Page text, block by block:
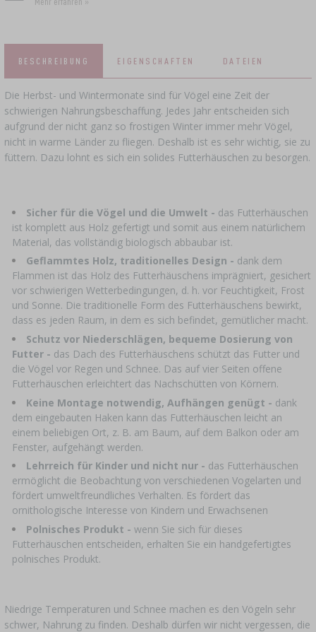
BACKDEKORATIONEN UND BACKZUTATEN ›
ACCESSOIRES ZUM PÖKELN ›
APPLIKATOR FÜR RÄUCHERNETZE,
WURSTCLIPPER
›
WURSTHÜLLEN
DÄRME
PÖKELMISCHUNG, MARINADEN UND
KRÄUTER
›
BAKTERIENKULTUREN
LITERATUR ZUR WURSTHERSTELLUNG
RAUCHAROMA
PRESSEN
MUSER
FILTERN ›
ZUBEHÖR ZUR WEINHERSTELLUNG ›
MESSGERÄTE, ANZEIGEN ›
FLASCHEN ›
GLASBALLONS ›
REGALE
AROMATISIERUNG
LITERATUR
WEINANALYSE
ETIKETTEN
BAKTERIENKULTUREN
JOGHURTMASCHINEN
GEWÜRZE
KRONKORKEN
KRONENVERKORKER
FLASCHEN
SCHNELLKOCHTÖPFE
DÖRRGERÄTE
ETIKETTEN
FLASCHEN
GLASFÄSSER UND KARAFFEN
VYPITO
AKTIVKOHLE
ZUSATZMITTEL
ETIKETTEN
ALKOHOLANALYSE
GEFÄSSE AUS GUSSEISEN
KAMINE
VAAKUM-VERPACKUNG ›
MÜHLEN UND MÖRSER
GADGETS FÜR DAS HAUS
AUTO & MOTORRAD
BESCHREIBUNG EIGENSCHAFTEN DATEIEN
Die Herbst- und Wintermonate sind für Vögel eine Zeit der
schwierigen Nahrungsbeschaffung. Jedes Jahr entscheiden sich
aufgrund der nicht ganz so frostigen Winter immer mehr Vögel,
nicht in warme Länder zu fliegen. Deshalb ist es sehr wichtig, sie zu
füttern. Dazu lohnt es sich ein solides Futterhäuschen zu besorgen.
Sicher für die Vögel und die Umwelt - das Futterhäuschen
ist komplett aus Holz gefertigt und somit aus einem natürlichem
Material, das vollständig biologisch abbaubar ist.
Geflammtes Holz, traditionelles Design - dank dem
Flammen ist das Holz des Futterhäuschens imprägniert, gesichert
vor schwierigen Wetterbedingungen, d. h. vor Feuchtigkeit, Frost
und Sonne. Die traditionelle Form des Futterhäuschens bewirkt,
dass es jeden Raum, in dem es sich befindet, gemütlicher macht.
Schutz vor Niederschlägen, bequeme Dosierung von
Futter - das Dach des Futterhäuschens schützt das Futter und
die Vögel vor Regen und Schnee. Das auf vier Seiten offene
Futterhäuschen erleichtert das Nachschütten von Körnern.
Keine Montage notwendig, Aufhängen genügt - dank
dem eingebauten Haken kann das Futterhäuschen leicht an
einem beliebigen Ort, z. B. am Baum, auf dem Balkon oder am
Fenster, aufgehängt werden.
Lehrreich für Kinder und nicht nur - das Futterhäuschen
ermöglicht die Beobachtung von verschiedenen Vogelarten und
fördert umweltfreundliches Verhalten. Es fördert das
ornithologische Interesse von Kindern und Erwachsenen
Polnisches Produkt - wenn Sie sich für dieses
Futterhäuschen entscheiden, erhalten Sie ein handgefertigtes
polnisches Produkt.
Niedrige Temperaturen und Schnee machen es den Vögeln sehr
schwer, Nahrung zu finden. Deshalb dürfen wir nicht vergessen, die